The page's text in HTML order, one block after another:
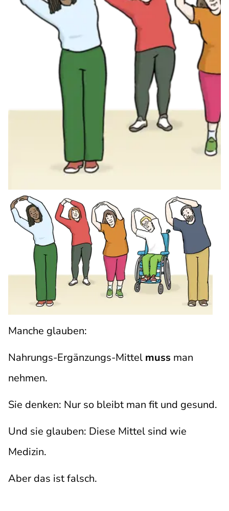
Manche glauben:
Nahrungs-Ergänzungs-Mittel muss man
nehmen.
Sie denken: Nur so bleibt man fit und gesund.
Und sie glauben: Diese Mittel sind wie
Medizin.
Aber das ist falsch.